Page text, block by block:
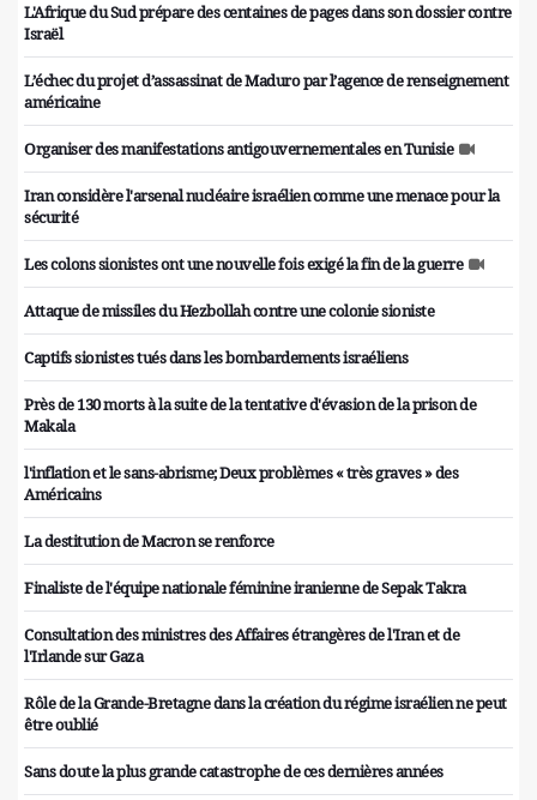
L'Afrique du Sud prépare des centaines de pages dans son dossier contre
Israël
L’échec du projet d’assassinat de Maduro par l’agence de renseignement
américaine
Organiser des manifestations antigouvernementales en Tunisie
Iran considère l'arsenal nucléaire israélien comme une menace pour la
sécurité
Les colons sionistes ont une nouvelle fois exigé la fin de la guerre
Attaque de missiles du Hezbollah contre une colonie sioniste
Captifs sionistes tués dans les bombardements israéliens
Près de 130 morts à la suite de la tentative d'évasion de la prison de
Makala
l'inflation et le sans-abrisme; Deux problèmes « très graves » des
Américains
La destitution de Macron se renforce
Finaliste de l'équipe nationale féminine iranienne de Sepak Takra
Consultation des ministres des Affaires étrangères de l'Iran et de
l'Irlande sur Gaza
Rôle de la Grande-Bretagne dans la création du régime israélien ne peut
être oublié
Sans doute la plus grande catastrophe de ces dernières années